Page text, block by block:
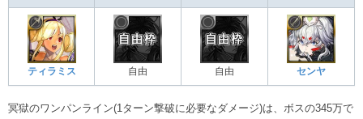
ティラミス 自由 自由 センヤ
冥獄のワンパンライン(1ターン撃破に必要なダメージ)は、ボスの345万で